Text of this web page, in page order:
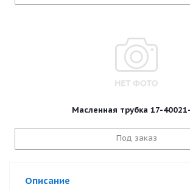
Масленная трубка 17-
Под заказ
Описание